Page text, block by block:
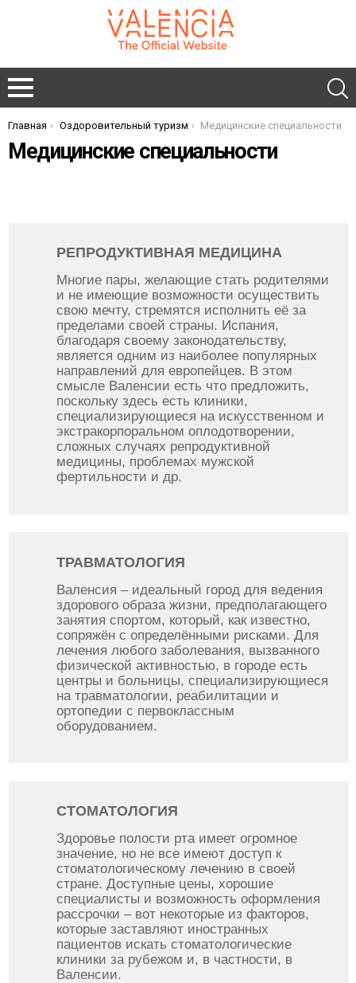
You are here:
Главная Оздоровительный туризм Медицинские специальности
Медицинские специальности
РЕПРОДУКТИВНАЯ МЕДИЦИНА
Многие пары, желающие стать родителями
и не имеющие возможности осуществить
свою мечту, стремятся исполнить её за
пределами своей страны. Испания,
благодаря своему законодательству,
является одним из наиболее популярных
направлений для европейцев. В этом
смысле Валенсии есть что предложить,
поскольку здесь есть клиники,
специализирующиеся на искусственном и
экстракорпоральном оплодотворении,
сложных случаях репродуктивной
медицины, проблемах мужской
фертильности и др.
ТРАВМАТОЛОГИЯ
Валенсия – идеальный город для ведения
здорового образа жизни, предполагающего
занятия спортом, который, как известно,
сопряжён с определёнными рисками. Для
лечения любого заболевания, вызванного
физической активностью, в городе есть
центры и больницы, специализирующиеся
на травматологии, реабилитации и
ортопедии с первоклассным
оборудованием.
СТОМАТОЛОГИЯ
Здоровье полости рта имеет огромное
значение, но не все имеют доступ к
стоматологическому лечению в своей
стране. Доступные цены, хорошие
специалисты и возможность оформления
рассрочки – вот некоторые из факторов,
которые заставляют иностранных
пациентов искать стоматологические
клиники за рубежом и, в частности, в
Валенсии.